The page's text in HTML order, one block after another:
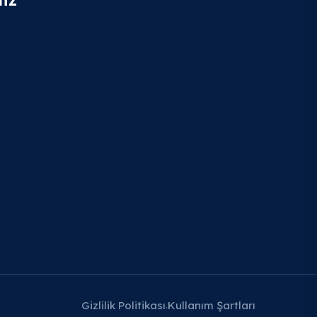
Gizlilik Politikası Kullanım Şartları